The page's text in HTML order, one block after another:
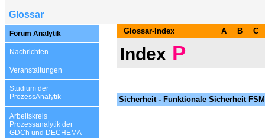
Glossar
Forum Analytik
Nachrichten
Veranstaltungen
Studium der
ProzessAnalytik
Arbeitskreis
Prozessanalytik der
GDCh und DECHEMA
Glossar-Index A B C
Index P
Sicherheit - Funktionale Sicherheit